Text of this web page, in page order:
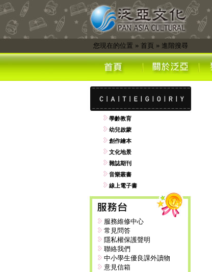
您現在的位置 » 首頁 » 進階搜尋
學齡教育
幼兒啟蒙
創作繪本
文化地景
雜誌期刊
音樂叢書
線上電子書
服務維修中心
常見問答
隱私權保護聲明
聯絡我們
中小學生優良課外讀物
意見信箱